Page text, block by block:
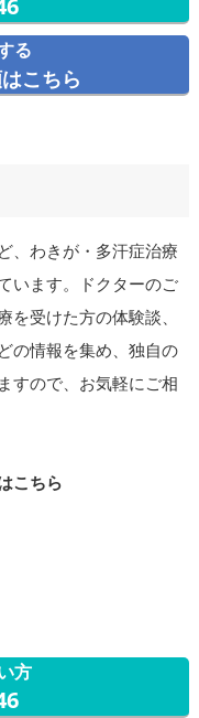
る
こちら
、わきが・多汗症治療
います。ドクターのご
受けた方の体験談、
の情報を集め、独自の
すので、お気軽にご相
こちら
方